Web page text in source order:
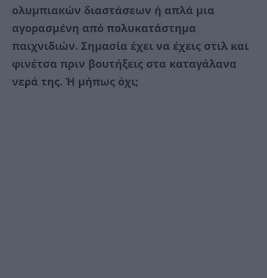
ολυμπιακών διαστάσεων ή απλά μια
αγορασμένη από πολυκατάστημα
παιχνιδιών. Σημασία έχει να έχεις στιλ και
φινέτσα πριν βουτήξεις στα καταγάλανα
νερά της. Ή μήπως όχι;